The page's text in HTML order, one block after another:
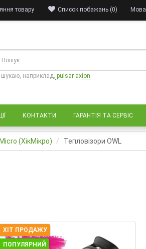
Мова
Список побажань (0)
товару
шукаю, наприклад, pulsar axion
КОНТАКТИ ГАРАНТІЯ ТА СЕРВІС
(ХікМікро) Тепловізори OWL
ХІТ ПРОДАЖУ
ПОПУЛЯРНИЙ